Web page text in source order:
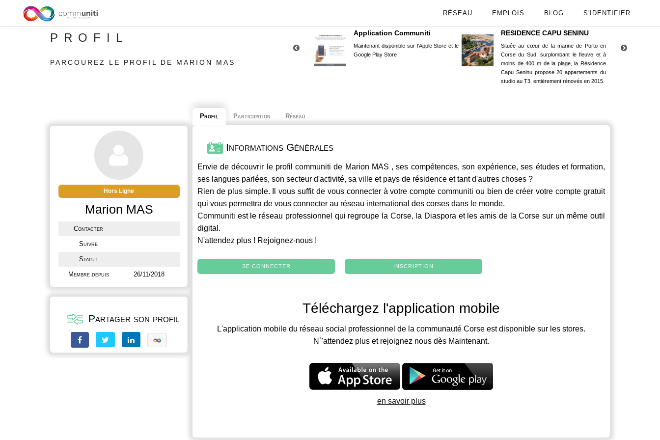
RÉSEAU EMPLOIS BLOG S'IDENTIFIER
PROFIL
PARCOUREZ LE PROFIL DE MARION MAS
Application Communiti
Maintenant disponible sur l'Apple Store et le
Google Play Store !
RESIDENCE CAPU SENINU
Située au cœur de la marine de Porto en
Corse du Sud, surplombant le fleuve et à
moins de 400 m de la plage, la Résidence
Capu Seninu propose 20 appartements du
studio au T3, entièrement rénovés en 2015.
Hors Ligne
Marion MAS
Contacter
Suivre
Statut
Membre depuis 26/11/2018
Partager son profil
Profil Participation Réseau
Informations Générales
Envie de découvrir le profilcommuniti de Marion MAS , ses compétences, son expérience, ses études et formation,
ses langues parlées, son secteur d'activité, sa ville et pays de résidence et tant d'autres choses ?
Rien de plus simple. Il vous suffit de vous connecter à votre comptecommuniti ou bien de créer votre compte gratuit
qui vous permettra de vous connecter au réseau international des corses dans le monde.
Communiti est le réseau professionnel qui regroupe la Corse, la Diaspora et les amis de la Corse sur un même outil
digital.
N'attendez plus ! Rejoignez-nous !
SE CONNECTER INSCRIPTION
Téléchargez l'application mobile
L'application mobile du réseau social professionnel de la communauté Corse est disponible sur les stores.
N`'attendez plus et rejoignez nous dès Maintenant.
en savoir plus